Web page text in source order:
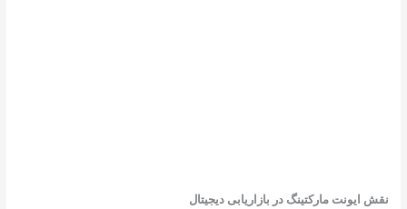
نقش ایونت مارکتینگ در بازاریابی دیجیتال